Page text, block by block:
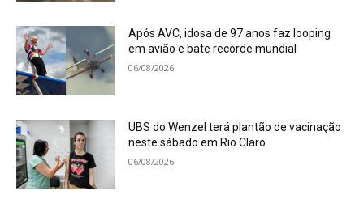
Após AVC, idosa de 97 anos faz looping
em avião e bate recorde mundial
06/08/2026
UBS do Wenzel terá plantão de vacinação
neste sábado em Rio Claro
06/08/2026